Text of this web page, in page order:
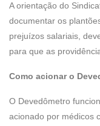
A orientação do
documentar os
prejuízos salariais,
para que as
Como acionar o
O Devedômetro
acionado por médicos